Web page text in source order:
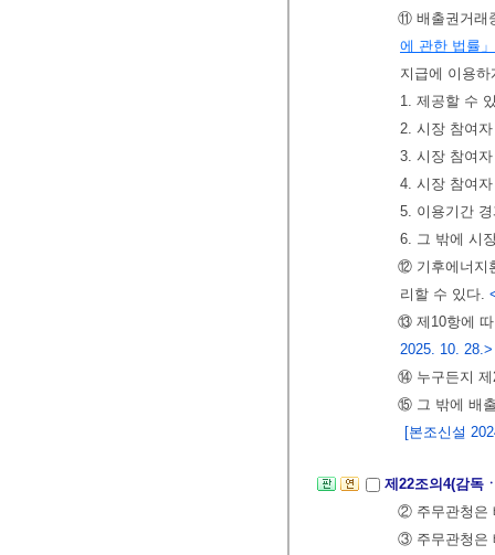
⑪ 배출권거래
에 관한 법률」
지급에 이용
1. 제공할 수
2. 시장 참여
3. 시장 참여
4. 시장 참여
5. 이용기간
6. 그 밖에 시
⑫ 기후에너지
리할 수 있다.
⑬ 제10항에 따
2025. 10. 28.>
⑭ 누구든지 제
⑮ 그 밖에 배
[본조신설
제22조의4(감독
② 주무관청은
③ 주무관청은